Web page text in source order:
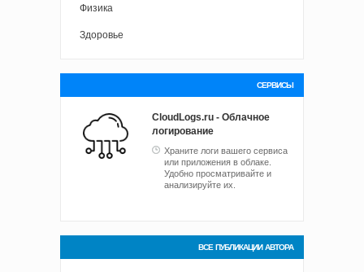
Физика
Здоровье
СЕРВИСЫ
CloudLogs.ru - Облачное
логирование
Храните логи вашего сервиса
или приложения в облаке.
Удобно просматривайте и
анализируйте их.
ВСЕ ПУБЛИКАЦИИ АВТОРА